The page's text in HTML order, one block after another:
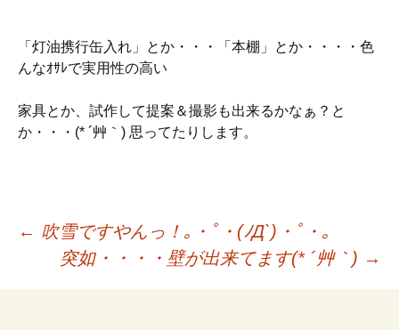
「灯油携行缶入れ」とか・・・「本棚」とか・・・・色
んなｵｻﾚで実用性の高い
家具とか、試作して提案＆撮影も出来るかなぁ？と
か・・・(* ´艸｀) 思ってたりします。
投
稿
← 吹雪ですやんっ！｡・ﾟ・(ﾉД`)・ﾟ・｡
突如・・・・壁が出来てます(* ´艸｀) →